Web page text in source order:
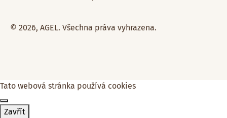
© 2026, AGEL. Všechna práva vyhrazena.
Tato webová stránka používá cookies
Zavřít